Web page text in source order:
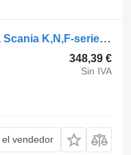
Scania K-series (01.06-) 2072977 recirculación de gases de escape para Scania K,N,F-series bus (2006-) autobús
348,39 €
Sin IVA
vendedor